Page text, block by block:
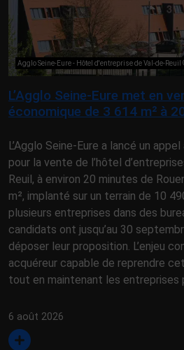
Agglo Seine-Eure - Hôtel d'entreprise de Val-de-Reuil
L’Agglo Seine-Eure met en
économique de 3 614 m² à
L’Agglo Seine-Eure a lancé un
pour la vente de l’hôtel
Reuil, à environ 20 minutes de
m², implanté sur un terrain de 10
plusieurs entreprises dans des
candidats ont jusqu’au 30
déposer leur proposition. L’enjeu
acquéreur capable de reprendre
tout en maintenant les entreprises
6 août 2026